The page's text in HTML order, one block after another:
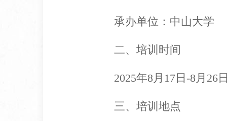
承办单位：中山大学
二、培训时间
2025年8月17日-8月26
三、培训地点